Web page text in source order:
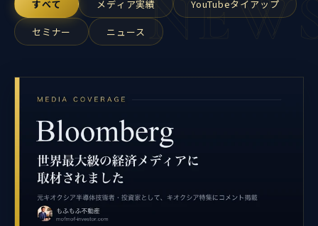
すべて メディア実績 YouTubeタイアップ
セミナー ニュース